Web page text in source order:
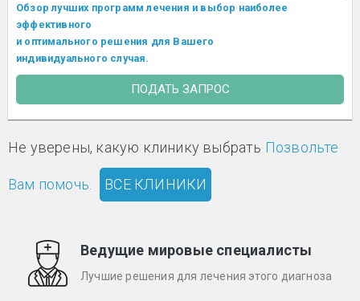
Обзор лучших программ лечения и выбор наиболее
эффективного
и оптимального решения для Вашего
индивидуального случая.
ПОДАТЬ ЗАПРОС
Не уверены, какую клинику выбрать Позвольте
Вам помочь. ВСЕ КЛИНИКИ
Ведущие мировые специалисты
Лучшие решения для лечения этого диагноза